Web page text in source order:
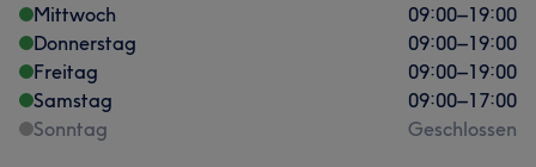
Mittwoch
09:00–19:00
Donnerstag
09:00–19:00
Freitag
09:00–19:00
Samstag
09:00–17:00
Sonntag
Geschlossen